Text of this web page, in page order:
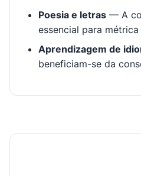
Poesia e letras — A
essencial para
Aprendizagem de
beneficiam-se da